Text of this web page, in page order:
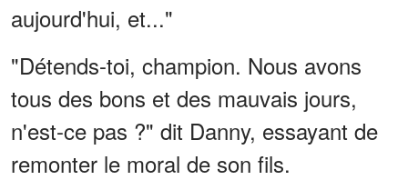
aujourd'hui, et..."
"Détends-toi, champion. Nous avons
tous des bons et des mauvais jours,
n'est-ce pas ?" dit Danny, essayant de
remonter le moral de son fils.